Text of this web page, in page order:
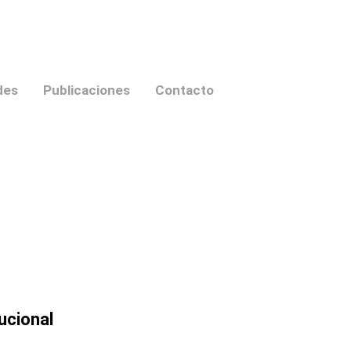
Publicaciones Contacto